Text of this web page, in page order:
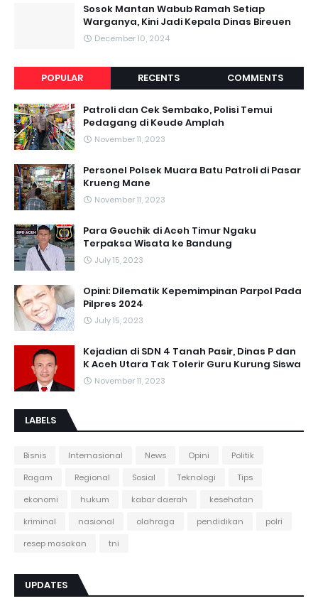
Sosok Mantan Wabub Ramah Setiap
Warganya, Kini Jadi Kepala Dinas Bireuen
December 10, 2024
POPULAR RECENTS COMMENTS
Patroli dan Cek Sembako, Polisi Temui
Pedagang di Keude Amplah
November 11, 2023
Personel Polsek Muara Batu Patroli di Pasar
Krueng Mane
November 11, 2023
Para Geuchik di Aceh Timur Ngaku
Terpaksa Wisata ke Bandung
July 15, 2023
Opini: Dilematik Kepemimpinan Parpol Pada
Pilpres 2024
July 15, 2023
Kejadian di SDN 4 Tanah Pasir, Dinas P dan
K Aceh Utara Tak Tolerir Guru Kurung Siswa
November 11, 2023
LABELS
Bisnis Internasional News Opini
Politik
Ragam
Regional Sosial Teknologi
Tips
ekonomi
hukum kabar daerah
kesehatan
kriminal
nasional olahraga pendidikan
polri
resep masakan
tni
UPDATES